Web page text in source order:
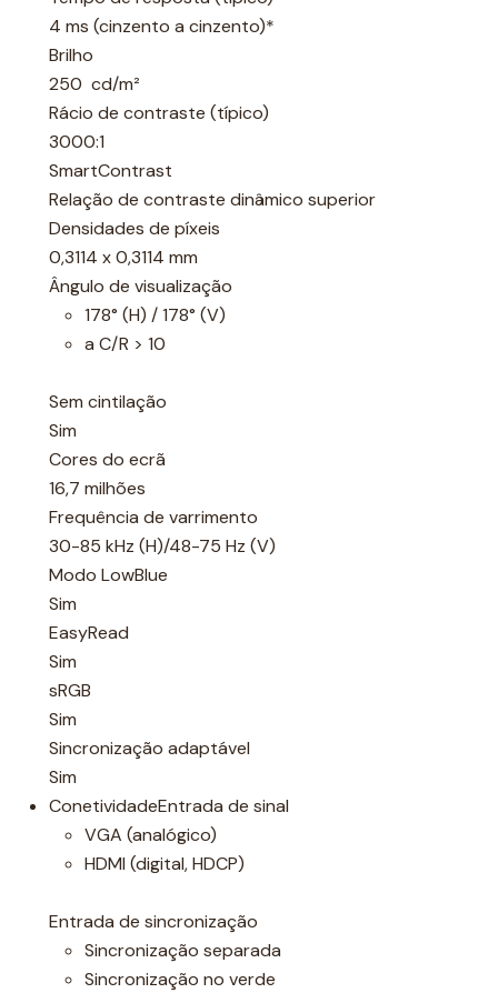
4 ms (cinzento a cinzento)*
Brilho
250 cd/m²
Rácio de contraste (típico)
3000:1
SmartContrast
Relação de contraste dinâmico superior
Densidades de píxeis
0,3114 x 0,3114 mm
Ângulo de visualização
178° (H) / 178° (V)
a C/R > 10
Sem cintilação
Sim
Cores do ecrã
16,7 milhões
Frequência de varrimento
30-85 kHz (H)/48-75 Hz (V)
Modo LowBlue
Sim
EasyRead
Sim
sRGB
Sim
Sincronização adaptável
Sim
ConetividadeEntrada de sinal
VGA (analógico)
HDMI (digital, HDCP)
Entrada de sincronização
Sincronização separada
Sincronização no verde